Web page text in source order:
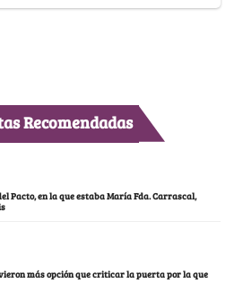
Recomendadas
Pacto, en la que estaba María Fda. Carrascal,
más opción que criticar la puerta por la que